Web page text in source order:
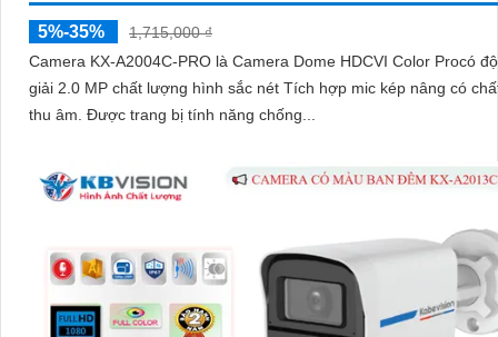
5%-35%
1,715,000 ₫
Camera KX-A2004C-PRO là Camera Dome HDCVI Color Procó độ phân
giải 2.0 MP chất lượng hình sắc nét Tích hợp mic kép nâng có
thu âm. Được trang bị tính năng chống...